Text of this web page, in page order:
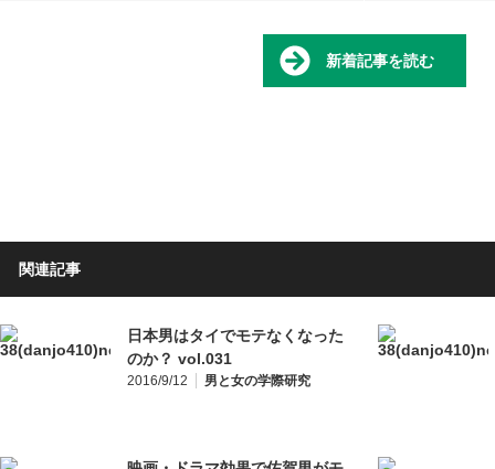
新着記事を読む
関連記事
日本男はタイでモテなくなった
のか？ vol.031
2016/9/12 男と女の学際研究